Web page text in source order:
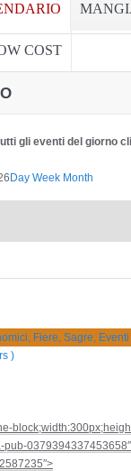
COST
gli eventi del giorno
Day Week Month
Fiere, Sagre,
)
pub-0379394337453658″